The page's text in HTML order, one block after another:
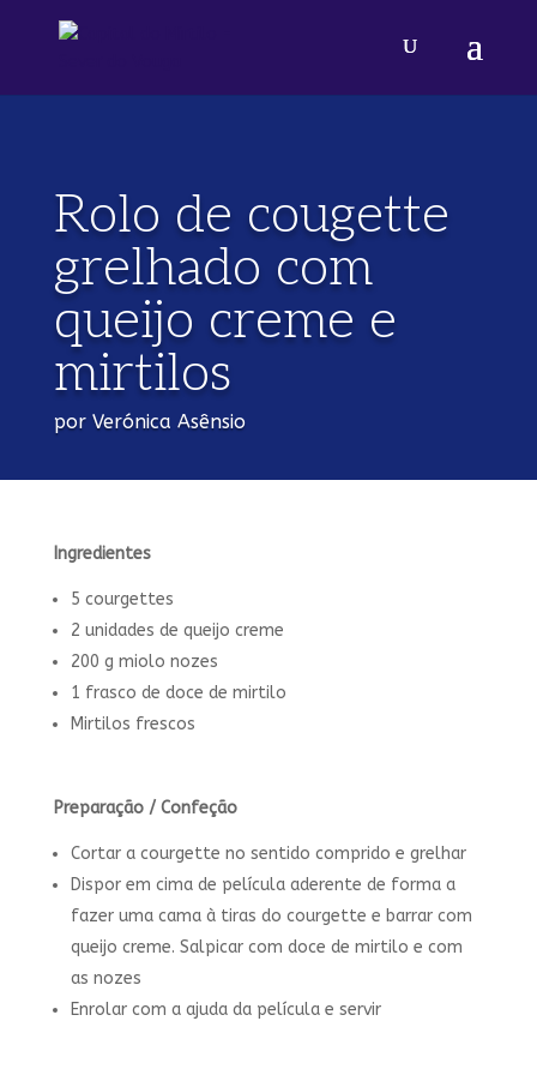
Rolo de cougette
grelhado com
queijo creme e
mirtilos
por Verónica Asênsio
Ingredientes
5 courgettes
2 unidades de queijo creme
200 g miolo nozes
1 frasco de doce de mirtilo
Mirtilos frescos
Preparação / Confeção
Cortar a courgette no sentido comprido e grelhar
Dispor em cima de película aderente de forma a
fazer uma cama à tiras do courgette e barrar com
queijo creme. Salpicar com doce de mirtilo e com
as nozes
Enrolar com a ajuda da película e servir